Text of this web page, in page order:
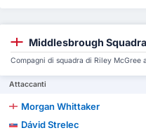
Middlesbrough Squadra
Compagni di squadra di Riley McGree
Attaccanti
Morgan Whittaker
Dávid Strelec